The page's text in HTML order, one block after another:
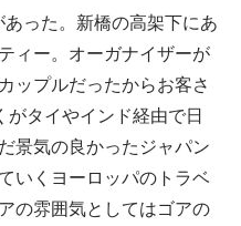
った。新橋の高架下にあ
ィー。オーガナイザーが
ップルだったからお客さ
タイやインド経由で日
景気の良かったジャパン
いくヨーロッパのトラベ
の雰囲気としてはゴアの